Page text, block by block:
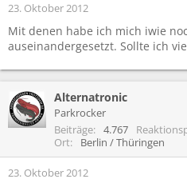
23. Oktober 2012
Mit denen habe ich mich iwie
auseinandergesetzt. Sollte ich
Alternatronic
Parkrocker
Beiträge
4.767
Ort
Berlin / Thüringen
23. Oktober 2012